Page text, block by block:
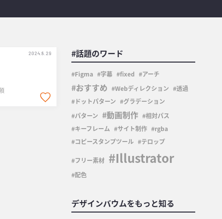
2024.8.29 #話題のワード
Figma 字幕 fixed アーチ
おすすめ Webディレクション
透過
ドットパターン
グラデーション
パターン
動画制作
相対パス
キーフレーム
サイト制作
rgba
コピースタンプツール
テロップ
フリー素材 Illustrator
配色
デザインバウムをもっと知る